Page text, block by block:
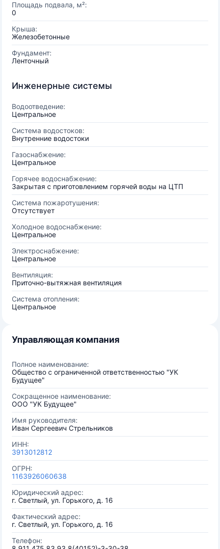
Площадь подвала, м²:
0
Крыша:
Железобетонные
Фундамент:
Ленточный
Инженерные системы
Водоотведение:
Центральное
Система водостоков:
Внутренние водостоки
Газоснабжение:
Центральное
Горячее водоснабжение:
Закрытая с приготовлением горячей воды на ЦТП
Система пожаротушения:
Отсутствует
Холодное водоснабжение:
Центральное
Электроснабжение:
Центральное
Вентиляция:
Приточно-вытяжная вентиляция
Система отопления:
Центральное
Управляющая компания
Полное наименование:
Общество с ограниченной ответственностью "УК
Будущее"
Сокращенное наименование:
ООО "УК Будущее"
Имя руководителя:
Иван Сергеевич Стрельников
ИНН:
3913012812
ОГРН:
1163926060638
Юридический адрес:
г. Светлый, ул. Горького, д. 16
Фактический адрес:
г. Светлый, ул. Горького, д. 16
Телефон: